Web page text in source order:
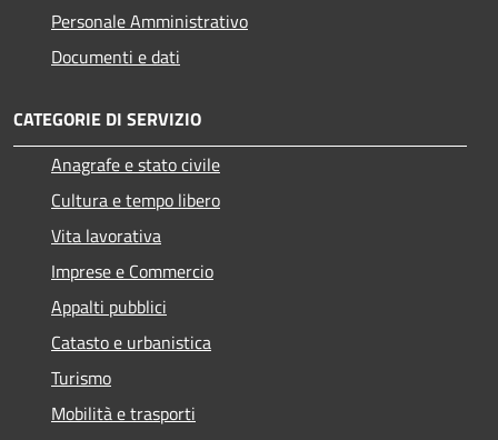
Personale Amministrativo
Documenti e dati
CATEGORIE DI SERVIZIO
Anagrafe e stato civile
Cultura e tempo libero
Vita lavorativa
Imprese e Commercio
Appalti pubblici
Catasto e urbanistica
Turismo
Mobilità e trasporti